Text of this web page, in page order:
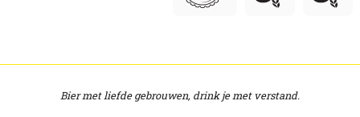
Bier met liefde gebrouwen, drink je met verstand.